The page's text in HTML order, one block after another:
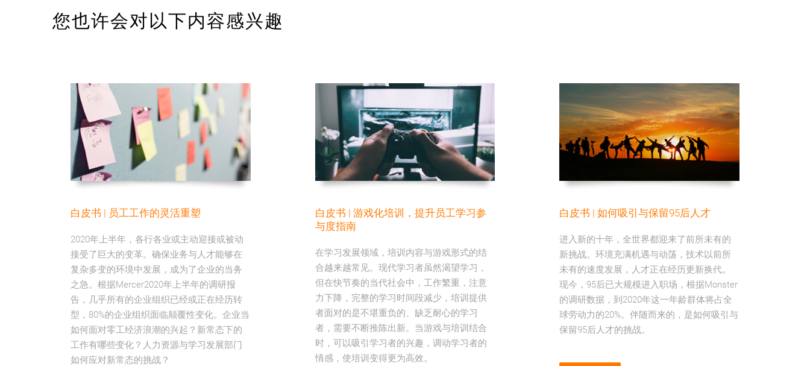
您也许会对以下内容感兴趣
白皮书 | 员工工作的灵活重塑
2020年上半年，各行各业或主动迎接或被动
接受了巨大的变革。确保业务与人才能够在
复杂多变的环境中发展，成为了企业的当务
之急。根据Mercer2020年上半年的调研报
告，几乎所有的企业组织已经或正在经历转
型，80%的企业组织面临颠覆性变化。企业当
如何面对零工经济浪潮的兴起？新常态下的
工作有哪些变化？人力资源与学习发展部门
如何应对新常态的挑战？
白皮书 | 游戏化培训，提升员工学习参
与度指南
在学习发展领域，培训内容与游戏形式的结
合越来越常见。现代学习者虽然渴望学习，
但在快节奏的当代社会中，工作繁重，注意
力下降，完整的学习时间段减少，培训提供
者面对的是不堪重负的、缺乏耐心的学习
者，需要不断推陈出新。当游戏与培训结合
时，可以吸引学习者的兴趣，调动学习者的
情感，使培训变得更为高效。
白皮书 | 如何吸引与保留95后人才
进入新的十年，全世界都迎来了前所未有的
新挑战。环境充满机遇与动荡，技术以前所
未有的速度发展，人才正在经历更新换代。
现今，95后已大规模进入职场，根据Monster
的调研数据，到2020年这一年龄群体将占全
球劳动力的20%。伴随而来的，是如何吸引与
保留95后人才的挑战。